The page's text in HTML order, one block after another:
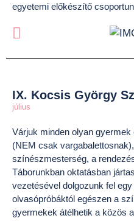
egyetemi előkészítő
IX. Kocsis György
július
Várjuk minden olyan
(NEM csak
színészmesterség, a
Táborunkban oktatásban
vezetésével dolgozunk fel
olvasópróbáktól egészen a
gyermekek átélhetik a közös